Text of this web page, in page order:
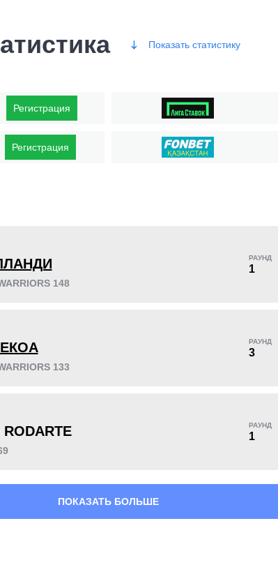
Показатьстатистику
время боя
Регистрация
Регистрация
148
РАУНД
1
133
РАУНД
3
РАУНД
1
ПОКАЗАТЬ БОЛЬШЕ